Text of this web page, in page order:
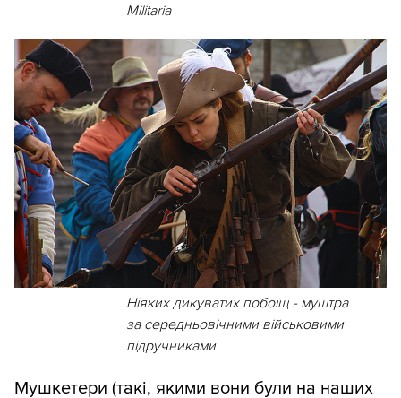
Militaria
Ніяких дикуватих побоїщ - муштра
за середньовічними військовими
підручниками
Мушкетери (такі, якими вони були на наших